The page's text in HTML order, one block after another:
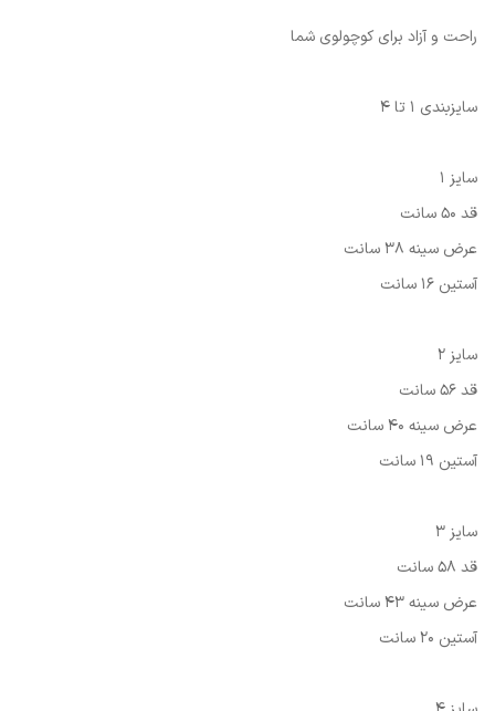
راحت و آزاد برای کوچولوی شما
سایزبندی 1 تا 4
سایز 1
قد 50 سانت
عرض سينه 38 سانت
آستين 16 سانت
سایز 2
قد 56 سانت
عرض سینه 40 سانت
آستين 19 سانت
سایز 3
قد 58 سانت
عرض سینه 43 سانت
آستين 20 سانت